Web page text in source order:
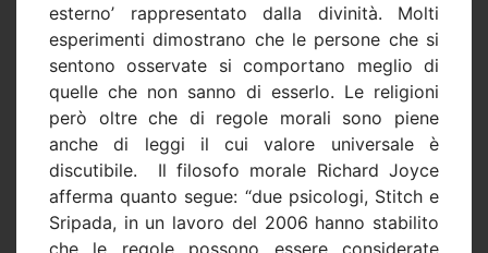
esterno’ rappresentato dalla divinità. Molti
esperimenti dimostrano che le persone che si
sentono osservate si comportano meglio di
quelle che non sanno di esserlo. Le religioni
però oltre che di regole morali sono piene
anche di leggi il cui valore universale è
discutibile.
Il filosofo morale Richard Joyce
afferma quanto segue: “due psicologi, Stitch e
Sripada, in un lavoro del 2006 hanno stabilito
che le regole possono essere considerate